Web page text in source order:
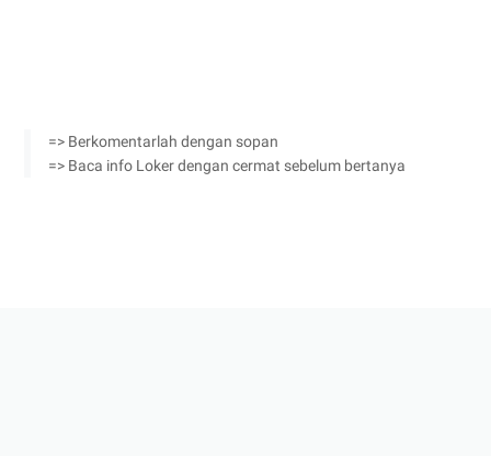
=> Berkomentarlah dengan sopan
=> Baca info Loker dengan cermat sebelum bertanya